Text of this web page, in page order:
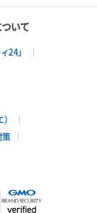
いて
24」
策